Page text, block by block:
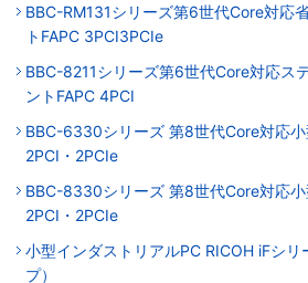
BBC-RM131シリーズ第6世代Core対応
トFAPC 3PCI3PCIe
BBC-8211シリーズ第6世代Core対応ス
ントFAPC 4PCI
BBC-6330シリーズ 第8世代Core対応
2PCI・2PCIe
BBC-8330シリーズ 第8世代Core対応
2PCI・2PCIe
小型インダストリアルPC RICOH iFシリ
プ）